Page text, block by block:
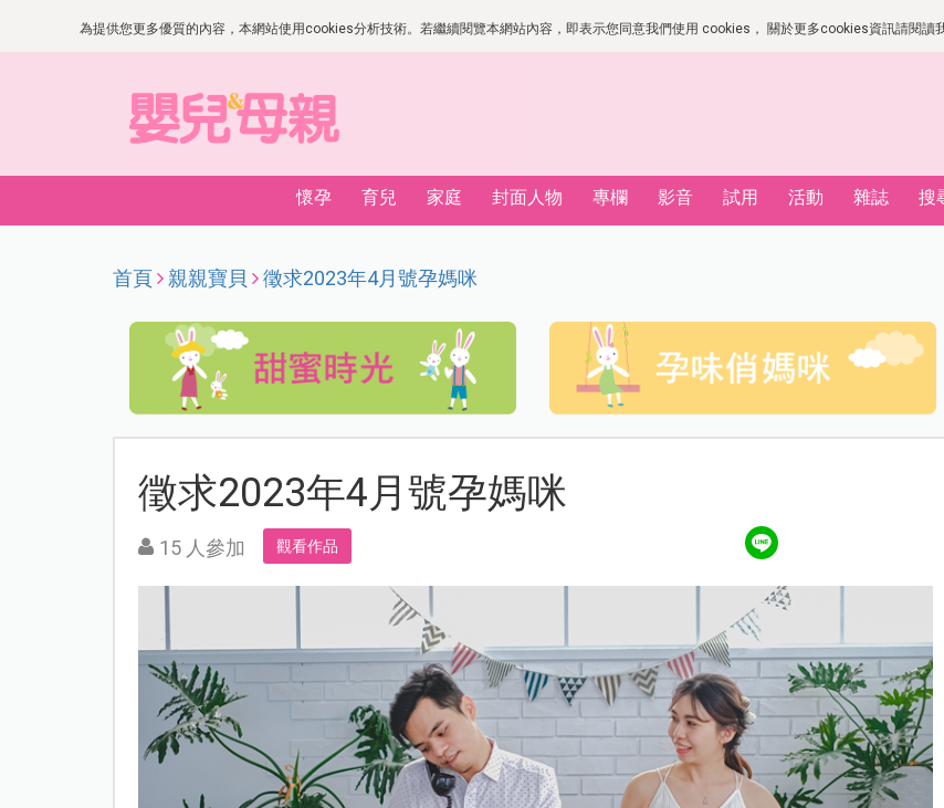
為提供您更多優質的內容，本網站使用cookies分析技術。若繼續閱覽本網站內容，即表示您同意我們使用 cookies， 關於更多cookies資訊請閱讀
懷孕 育兒 家庭 封面人物 專欄 影音 試用 活動 雜誌 搜
首頁 親親寶貝 徵求2023年4月號孕媽咪
徵求2023年4月號孕媽咪
15 人參加 觀看作品